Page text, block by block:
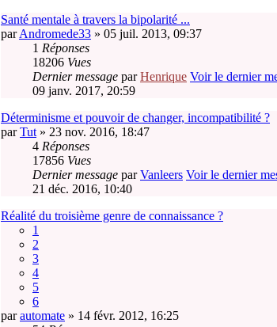
Santé mentale à travers la bipolarité ...
parAndromede33 » 05 juil. 2013, 09:37
1 Réponses
18206 Vues
Dernier message parHenrique Voir le dernier
09 janv. 2017, 20:59
Déterminisme et pouvoir de changer, incompatibilité ?
parTut » 23 nov. 2016, 18:47
4 Réponses
17856 Vues
Dernier message parVanleers Voir le dernier
21 déc. 2016, 10:40
Réalité du troisième genre de connaissance ?
1
2
3
4
5
6
parautomate » 14 févr. 2012, 16:25